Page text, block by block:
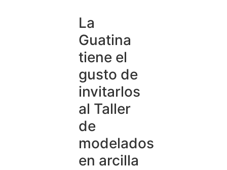
La
Guatina
tiene el
gusto de
invitarlos
al Taller
de
modelados
en arcilla